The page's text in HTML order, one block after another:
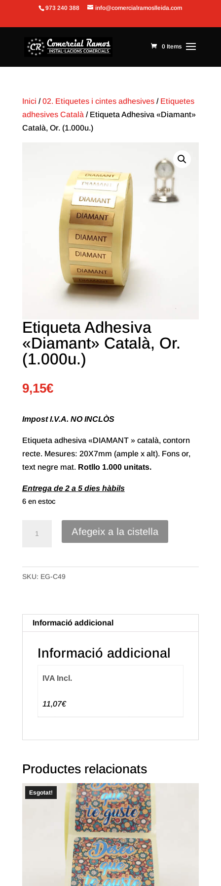
Obre la barra d'eines
973 240 388 info@comercialramoslleida.com
0 Items
Inici /02. Etiquetes i cintes adhesives/ Etiquetes
adhesives Català / Etiqueta Adhesiva «Diamant»
Català, Or. (1.000u.)
Etiqueta Adhesiva
«Diamant» Català, Or.
(1.000u.)
9,15€
Impost I.V.A. NO INCLÒS
Etiqueta adhesiva «DIAMANT » català, contorn
recte. Mesures: 20X7mm (ample x alt). Fons or,
text negre mat. Rotllo 1.000 unitats.
Entrega de 2 a 5 dies hàbils
6 en estoc
Adhesiva
"Diamant"
(1.000u.)
Afegeix a la cistella
SKU: EG-C49
Informació addicional
Informació addicional
IVA Incl.
11,07€
Productes relacionats
Esgotat!